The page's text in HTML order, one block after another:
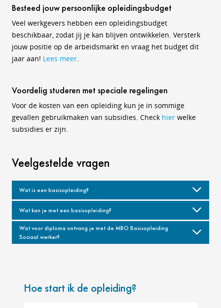
Besteed jouw persoonlijke opleidingsbudget
Veel werkgevers hebben een opleidingsbudget
beschikbaar, zodat jij je kan blijven ontwikkelen. Versterk
jouw positie op de arbeidsmarkt en vraag het budget dit
jaar aan! Lees meer.
Voordelig studeren met speciale regelingen
Voor de kosten van een opleiding kun je in sommige
gevallen gebruikmaken van subsidies. Check hier welke
subsidies er zijn.
Veelgestelde vragen
Wat is een basisopleiding?
Wat kan je met een basisopleiding?
Wat voor diploma ontvang je met de MBO Basisopleiding
Sociaal werker?
Hoe start ik de opleiding?